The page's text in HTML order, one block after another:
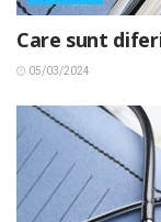
Care sunt
05/03/2024